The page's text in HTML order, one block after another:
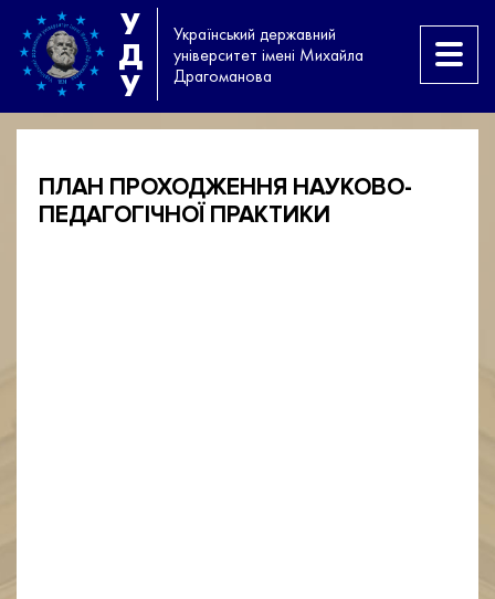
У
Д
У
Український державний
університет імені Михайла
Драгоманова
ПЛАН ПРОХОДЖЕННЯ НАУКОВО-
ПЕДАГОГІЧНОЇ ПРАКТИКИ